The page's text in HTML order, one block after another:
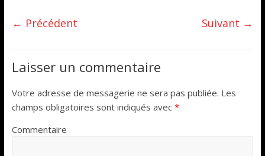
← Précédent Suivant →
Laisser un commentaire
Votre adresse de messagerie ne sera pas publiée. Les
champs obligatoires sont indiqués avec *
Commentaire